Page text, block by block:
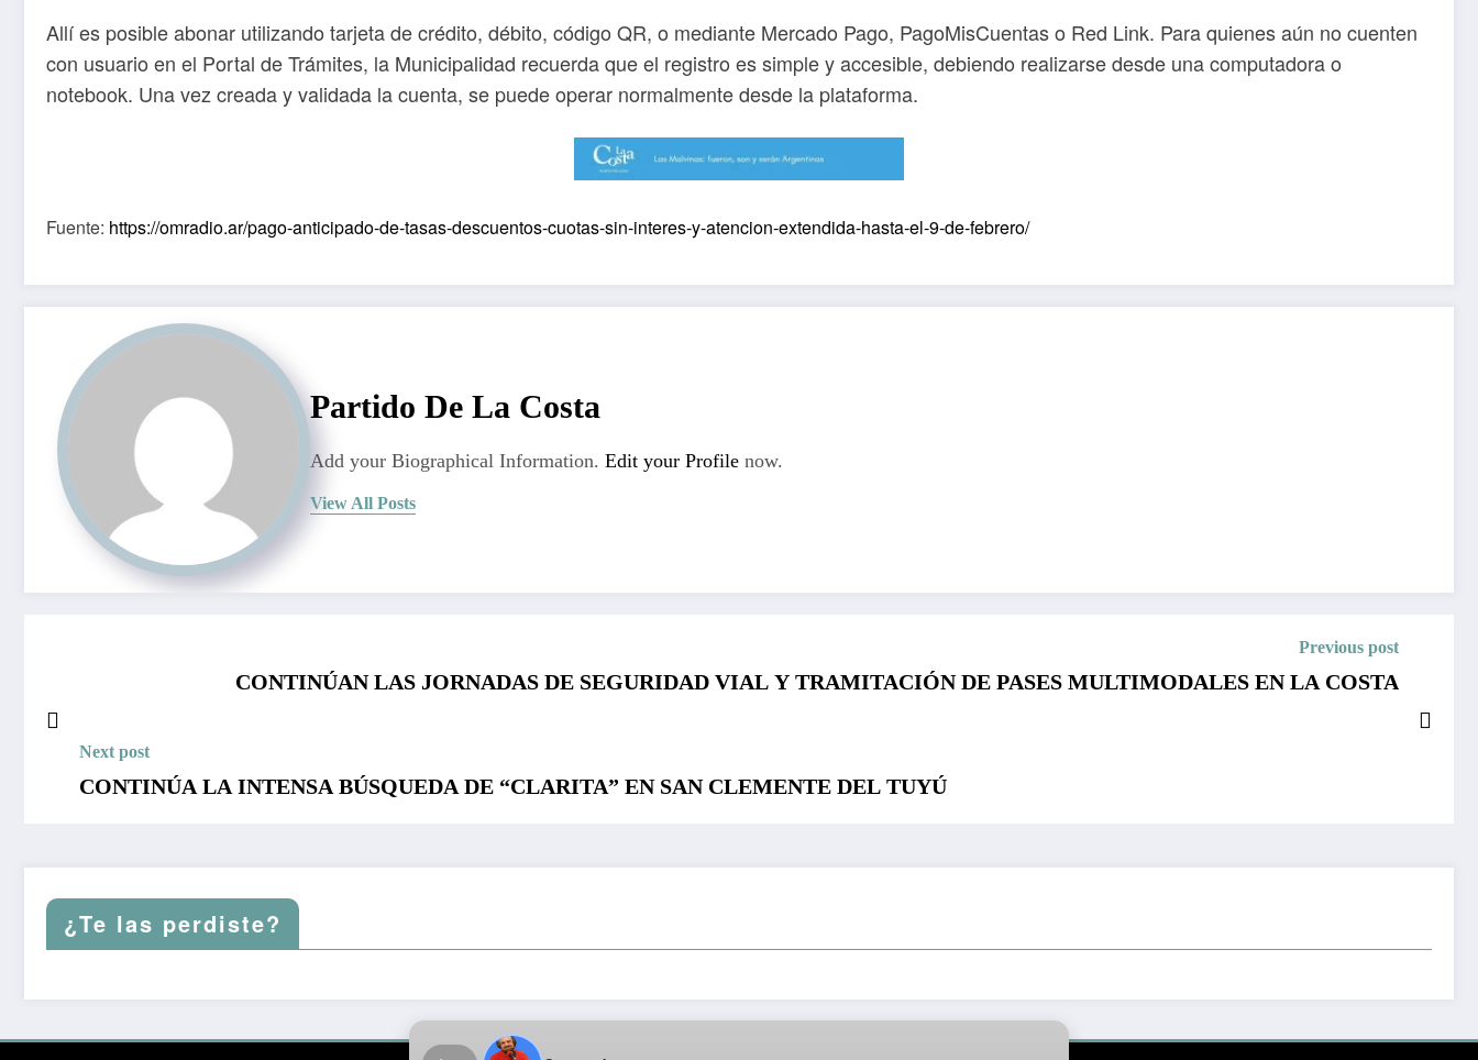
Allí es posible abonar utilizando tarjeta de crédito, débito, código QR, o mediante Mercado Pago, PagoMisCuentas o Red Link. Para quienes aún no cuenten
con usuario en el Portal de Trámites, la Municipalidad recuerda que el registro es simple y accesible, debiendo realizarse desde una computadora o
notebook. Una vez creada y validada la cuenta, se puede operar normalmente desde la plataforma.
Fuente: https://omradio.ar/pago-anticipado-de-tasas-descuentos-cuotas-sin-interes-y-atencion-extendida-hasta-el-9-de-febrero/
Partido De La Costa
Add your Biographical Information. Edit your Profile now.
View All Posts
Previous post
CONTINÚAN LAS JORNADAS DE SEGURIDAD VIAL Y TRAMITACIÓN DE PASES MULTIMODALES EN LA COSTA
Next post
CONTINÚA LA INTENSA BÚSQUEDA DE “CLARITA” EN SAN CLEMENTE DEL TUYÚ
¿Te las perdiste?